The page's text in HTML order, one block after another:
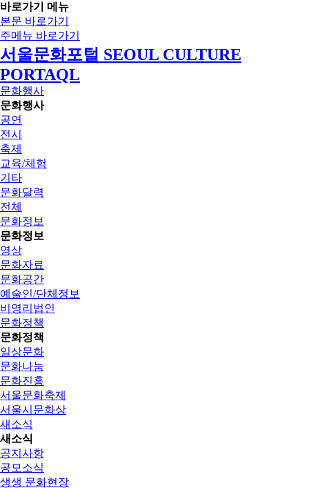
바로가기 메뉴
본문 바로가기
주메뉴 바로가기
서울문화포털 SEOUL CULTURE
PORTAQL
문화행사
문화행사
공연
전시
축제
교육/체험
기타
문화달력
전체
문화정보
문화정보
영상
문화자료
문화공간
예술인/단체정보
비영리법인
문화정책
문화정책
일상문화
문화나눔
문화진흥
서울문화축제
서울시문화상
새소식
새소식
공지사항
공모소식
생생 문화현장